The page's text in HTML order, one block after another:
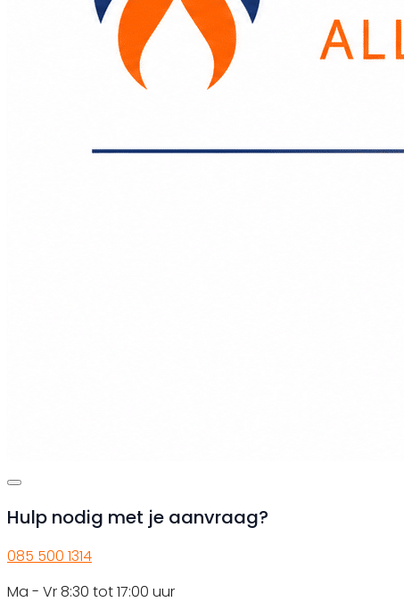
Hulp nodig met je aanvraag?
085 500 1314
Ma - Vr 8:30 tot 17:00 uur